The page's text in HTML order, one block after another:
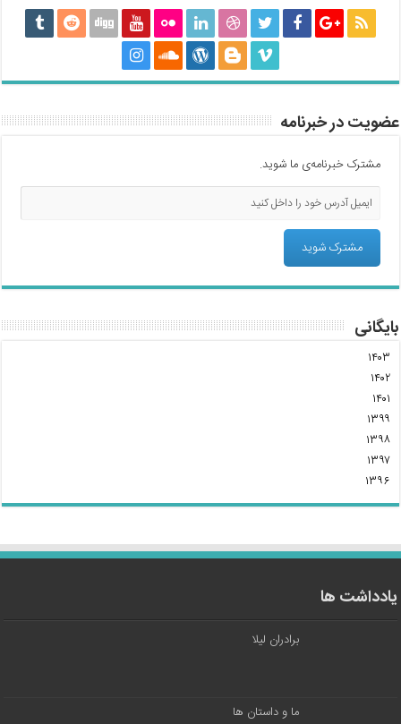
عضویت در خبرنامه
مشترک خبرنامه‌ی ما شوید.
بایگانی
۱۴۰۳
۱۴۰۲
۱۴۰۱
۱۳۹۹
۱۳۹۸
۱۳۹۷
۱۳۹۶
یادداشت ها
برادران لیلا
ما و داستان ها